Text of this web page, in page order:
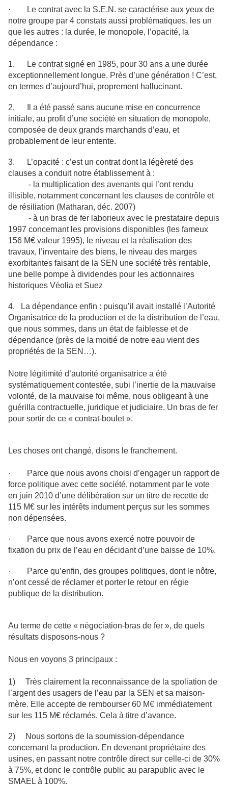
· Le contrat avec la S.E.N. se caractérise aux yeux de
notre groupe par 4 constats aussi problématiques, les un
que les autres : la durée, le monopole, l’opacité, la
dépendance :
1. Le contrat signé en 1985, pour 30 ans a une durée
exceptionnellement longue. Près d’une génération ! C’est,
en termes d’aujourd’hui, proprement hallucinant.
2. Il a été passé sans aucune mise en concurrence
initiale, au profit d’une société en situation de monopole,
composée de deux grands marchands d’eau, et
probablement de leur entente.
3. L’opacité : c’est un contrat dont la légèreté des
clauses a conduit notre établissement à :
- la multiplication des avenants qui l’ont rendu
illisible, notamment concernant les clauses de contrôle et
de résiliation (Matharan, déc. 2007)
- à un bras de fer laborieux avec le prestataire depuis
1997 concernant les provisions disponibles (les fameux
156 M€ valeur 1995), le niveau et la réalisation des
travaux, l’inventaire des biens, le niveau des marges
exorbitantes faisant de la SEN une société très rentable,
une belle pompe à dividendes pour les actionnaires
historiques Véolia et Suez
4. La dépendance enfin : puisqu’il avait installé l’Autorité
Organisatrice de la production et de la distribution de l’eau,
que nous sommes, dans un état de faiblesse et de
dépendance (près de la moitié de notre eau vient des
propriétés de la SEN…).
Notre légitimité d’autorité organisatrice a été
systématiquement contestée, subi l’inertie de la mauvaise
volonté, de la mauvaise foi même, nous obligeant à une
guérilla contractuelle, juridique et judiciaire. Un bras de fer
pour sortir de ce « contrat-boulet ».
Les choses ont changé, disons le franchement.
· Parce que nous avons choisi d’engager un rapport de
force politique avec cette société, notamment par le vote
en juin 2010 d’une délibération sur un titre de recette de
115 M€ sur les intérêts indument perçus sur les sommes
non dépensées.
· Parce que nous avons exercé notre pouvoir de
fixation du prix de l’eau en décidant d’une baisse de 10%.
· Parce qu’enfin, des groupes politiques, dont le nôtre,
n’ont cessé de réclamer et porter le retour en régie
publique de la distribution.
Au terme de cette « négociation-bras de fer », de quels
résultats disposons-nous ?
Nous en voyons 3 principaux :
1) Très clairement la reconnaissance de la spoliation de
l’argent des usagers de l’eau par la SEN et sa maison-
mère. Elle accepte de rembourser 60 M€ immédiatement
sur les 115 M€ réclamés. Cela à titre d’avance.
2) Nous sortons de la soumission-dépendance
concernant la production. En devenant propriétaire des
usines, en passant notre contrôle direct sur celle-ci de 30%
à 75%, et donc le contrôle public au parapublic avec le
SMAEL à 100%.